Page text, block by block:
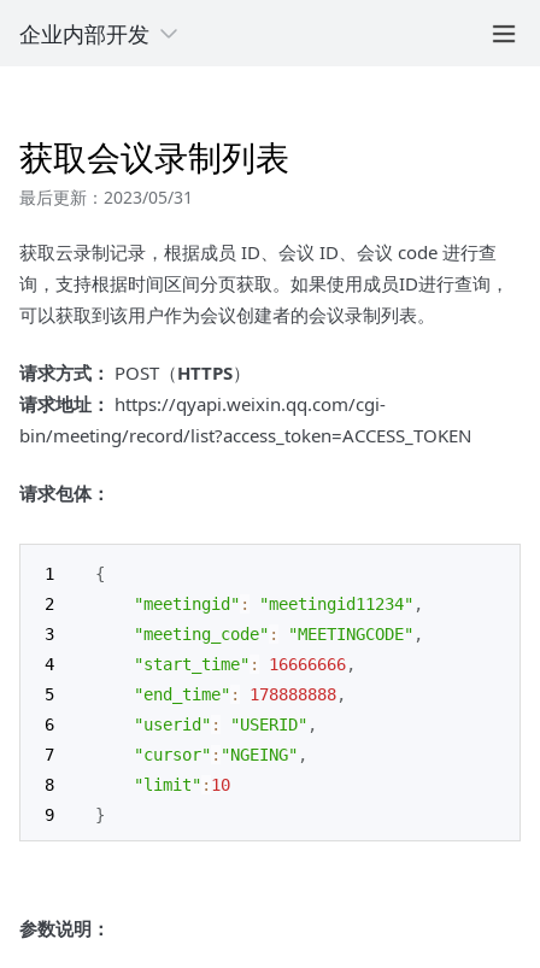
企业内部开发
获取会议录制列表
最后更新：2023/05/31
获取云录制记录，根据成员 ID、会议 ID、会议 code 进行查
询，支持根据时间区间分页获取。如果使用成员ID进行查询，
可以获取到该用户作为会议创建者的会议录制列表。
请求方式： POST（HTTPS）
请求地址： https://qyapi.weixin.qq.com/cgi-
bin/meeting/record/list?access_token=ACCESS_TOKEN
请求包体：
{
"meetingid" : "meetingid11234" ,
"meeting_code" : "MEETINGCODE" ,
"start_time" : 16666666,
"end_time" : 178888888,
"userid" : "USERID" ,
"cursor" : "NGEING" ,
"limit" : 10
}
参数说明：